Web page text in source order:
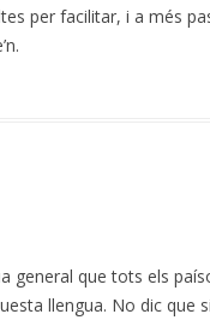
per facilitar, i a més
general que tots els
llengua. No dic que